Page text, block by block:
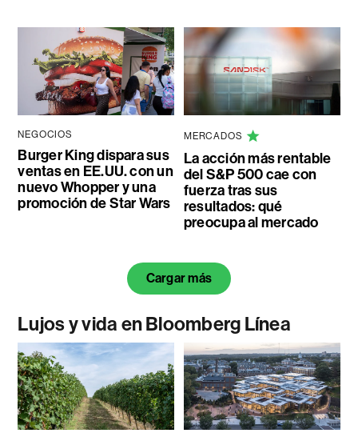
NEGOCIOS
Burger King dispara sus
ventas en EE.UU. con un
nuevo Whopper y una
promoción de Star Wars
MERCADOS
La acción más rentable
del S&P 500 cae con
fuerza tras sus
resultados: qué
preocupa al mercado
Cargar más
Lujos y vida en Bloomberg Línea